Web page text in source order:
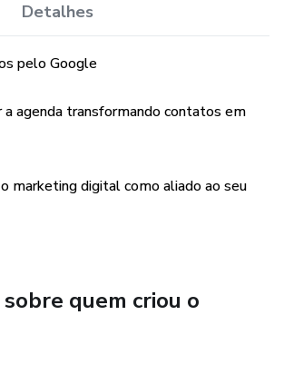
Detalhes
pelo Google
agenda transformando contatos em
marketing digital como aliado ao seu
sobre quem criou o